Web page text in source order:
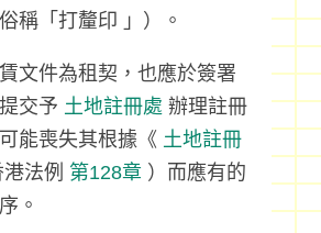
稱「打釐印 」）。
文件為租契，也應於簽署
交予 土地註冊處 辦理註冊
能喪失其根據《 土地註冊
法例 第128章）而應有的
。